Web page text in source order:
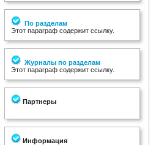
По разделам
Этот параграф содержит ссылку.
Журналы по разделам
Этот параграф содержит ссылку.
Партнеры
Информация